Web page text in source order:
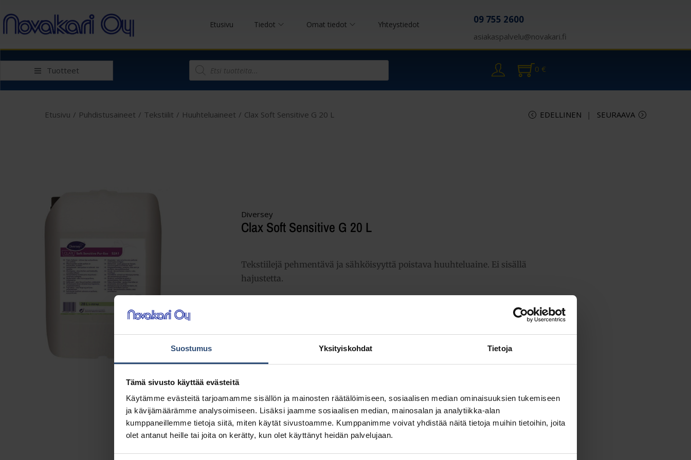
Suostumus Yksityiskohdat Tietoja
Tämä sivusto käyttää evästeitä
Käytämme evästeitä tarjoamamme sisällön ja mainosten räätälöimiseen, sosiaalisen median ominaisuuksien tukemiseen
ja kävijämäärämme analysoimiseen. Lisäksi jaamme sosiaalisen median, mainosalan ja analytiikka-alan
kumppaneillemme tietoja siitä, miten käytät sivustoamme. Kumppanimme voivat yhdistää näitä tietoja muihin tietoihin, joita
olet antanut heille tai joita on kerätty, kun olet käyttänyt heidän palvelujaan.
Etusivu Tiedot Omat tiedot Yhteystiedot 09 755 2600
asiakaspalvelu@novakari.fi
Tuotteet 0 €
Etusivu / Puhdistusaineet / Tekstiilit / Huuhteluaineet / Clax Soft Sensitive G 20 L EDELLINEN SEURAAVA
Diversey
Clax Soft Sensitive G 20 L
Tekstiilejä pehmentävä ja sähköisyyttä poistava huuhteluaine. Ei sisällä
hajustetta.
LISÄÄ OSTOSKORIIN 190,79 €
Osasto:Huuhteluaineet